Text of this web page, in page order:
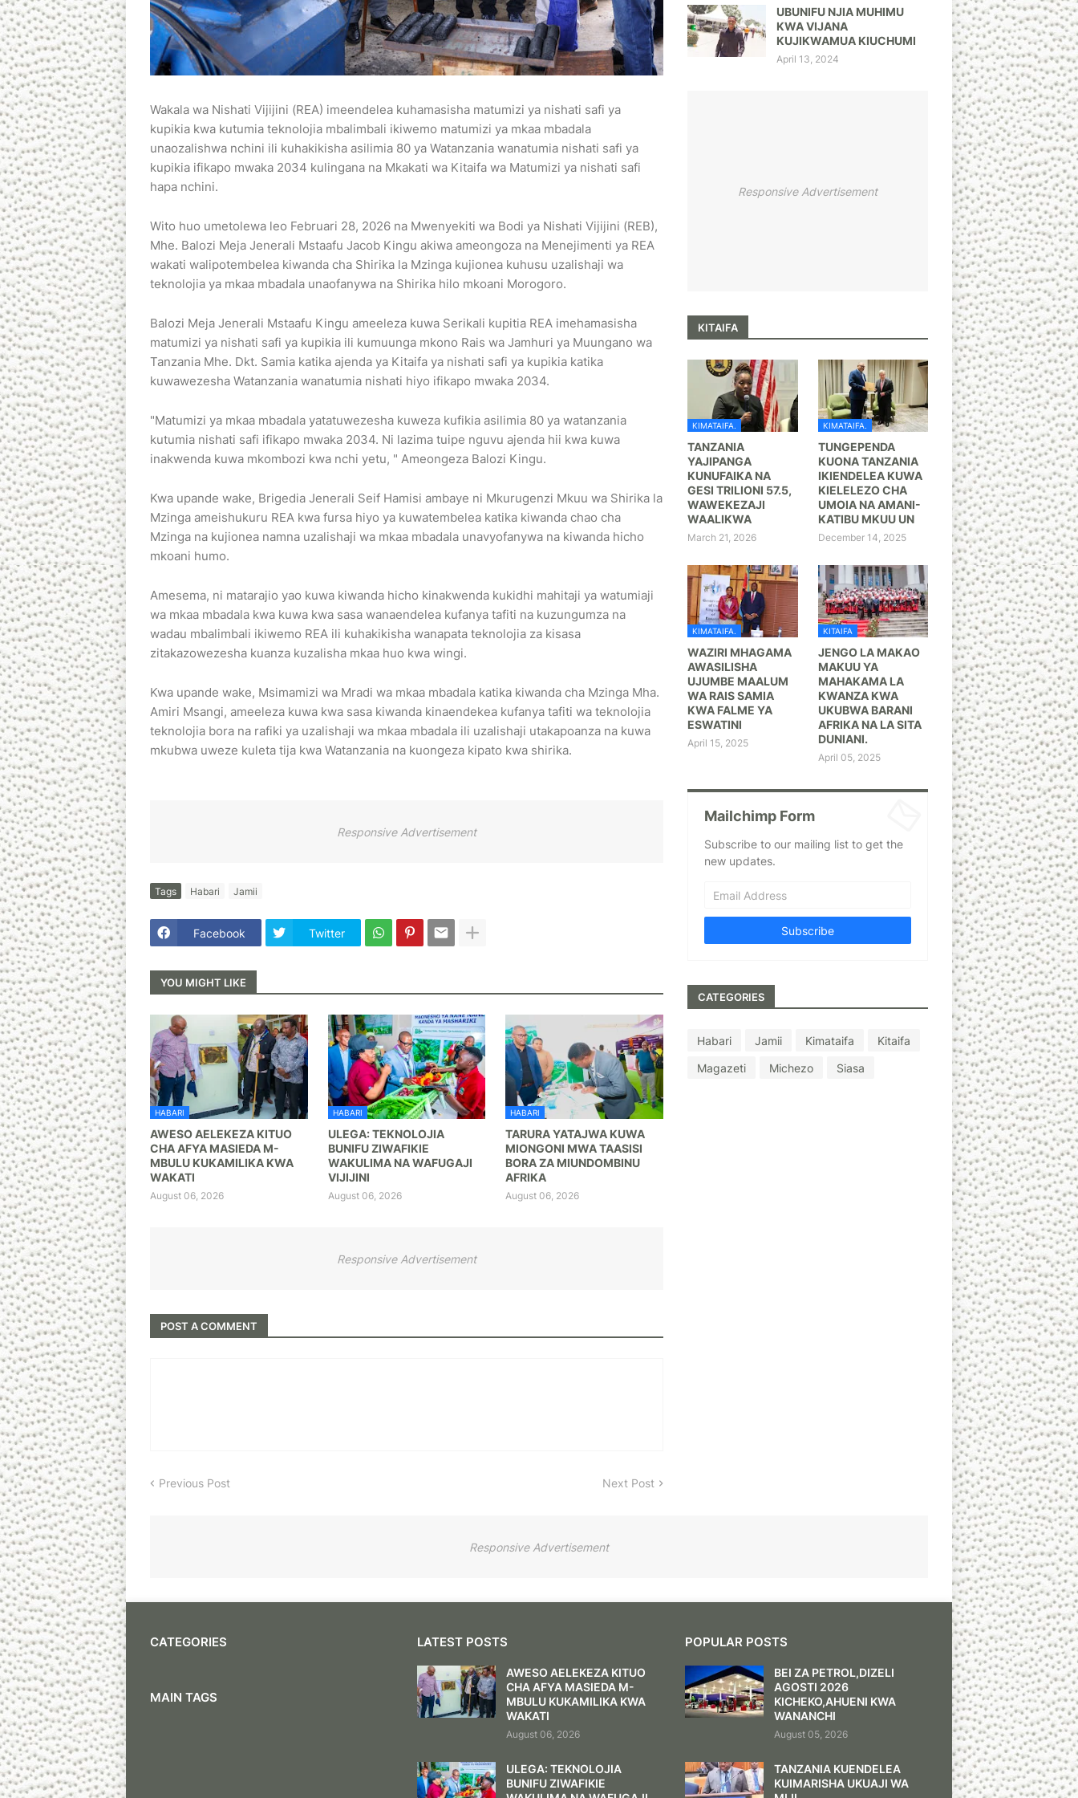
Wakala wa Nishati Vijijini (REA) imeendelea kuhamasisha matumizi ya nishati safi ya
kupikia kwa kutumia teknolojia mbalimbali ikiwemo matumizi ya mkaa mbadala
unaozalishwa nchini ili kuhakikisha asilimia 80 ya Watanzania wanatumia nishati safi ya
kupikia ifikapo mwaka 2034 kulingana na Mkakati wa Kitaifa wa Matumizi ya nishati safi
hapa nchini.
Wito huo umetolewa leo Februari 28, 2026 na Mwenyekiti wa Bodi ya Nishati Vijijini (REB),
Mhe. Balozi Meja Jenerali Mstaafu Jacob Kingu akiwa ameongoza na Menejimenti ya REA
wakati walipotembelea kiwanda cha Shirika la Mzinga kujionea kuhusu uzalishaji wa
teknolojia ya mkaa mbadala unaofanywa na Shirika hilo mkoani Morogoro.
Balozi Meja Jenerali Mstaafu Kingu ameeleza kuwa Serikali kupitia REA imehamasisha
matumizi ya nishati safi ya kupikia ili kumuunga mkono Rais wa Jamhuri ya Muungano wa
Tanzania Mhe. Dkt. Samia katika ajenda ya Kitaifa ya nishati safi ya kupikia katika
kuwawezesha Watanzania wanatumia nishati hiyo ifikapo mwaka 2034.
"Matumizi ya mkaa mbadala yatatuwezesha kuweza kufikia asilimia 80 ya watanzania
kutumia nishati safi ifikapo mwaka 2034. Ni lazima tuipe nguvu ajenda hii kwa kuwa
inakwenda kuwa mkombozi kwa nchi yetu, " Ameongeza Balozi Kingu.
Kwa upande wake, Brigedia Jenerali Seif Hamisi ambaye ni Mkurugenzi Mkuu wa Shirika la
Mzinga ameishukuru REA kwa fursa hiyo ya kuwatembelea katika kiwanda chao cha
Mzinga na kujionea namna uzalishaji wa mkaa mbadala unavyofanywa na kiwanda hicho
mkoani humo.
Amesema, ni matarajio yao kuwa kiwanda hicho kinakwenda kukidhi mahitaji ya watumiaji
wa mkaa mbadala kwa kuwa kwa sasa wanaendelea kufanya tafiti na kuzungumza na
wadau mbalimbali ikiwemo REA ili kuhakikisha wanapata teknolojia za kisasa
zitakazowezesha kuanza kuzalisha mkaa huo kwa wingi.
Kwa upande wake, Msimamizi wa Mradi wa mkaa mbadala katika kiwanda cha Mzinga Mha.
Amiri Msangi, ameeleza kuwa kwa sasa kiwanda kinaendekea kufanya tafiti wa teknolojia
teknolojia bora na rafiki ya uzalishaji wa mkaa mbadala ili uzalishaji utakapoanza na kuwa
mkubwa uweze kuleta tija kwa Watanzania na kuongeza kipato kwa shirika.
Responsive Advertisement
Tags Habari Jamii
Facebook Twitter
YOU MIGHT LIKE
HABARI
AWESO AELEKEZA KITUO
CHA AFYA MASIEDA M-
MBULU KUKAMILIKA KWA
WAKATI
August 06, 2026
HABARI
ULEGA: TEKNOLOJIA
BUNIFU ZIWAFIKIE
WAKULIMA NA WAFUGAJI
VIJIJINI
August 06, 2026
HABARI
TARURA YATAJWA KUWA
MIONGONI MWA TAASISI
BORA ZA MIUNDOMBINU
AFRIKA
August 06, 2026
Responsive Advertisement
POST A COMMENT
Previous Post Next Post
UBUNIFU NJIA MUHIMU
KWA VIJANA
KUJIKWAMUA KIUCHUMI
April 13, 2024
Responsive Advertisement
KITAIFA
KIMATAIFA.
TANZANIA
YAJIPANGA
KUNUFAIKA NA
GESI TRILIONI 57.5,
WAWEKEZAJI
WAALIKWA
March 21, 2026
KIMATAIFA.
TUNGEPENDA
KUONA TANZANIA
IKIENDELEA KUWA
KIELELEZO CHA
UMOIA NA AMANI-
KATIBU MKUU UN
December 14, 2025
KIMATAIFA.
WAZIRI MHAGAMA
AWASILISHA
UJUMBE MAALUM
WA RAIS SAMIA
KWA FALME YA
ESWATINI
April 15, 2025
KITAIFA
JENGO LA MAKAO
MAKUU YA
MAHAKAMA LA
KWANZA KWA
UKUBWA BARANI
AFRIKA NA LA SITA
DUNIANI.
April 05, 2025
Mailchimp Form
Subscribe to our mailing list to get the
new updates.
CATEGORIES
Habari Jamii Kimataifa
Kitaifa
Magazeti
Michezo Siasa
Responsive Advertisement
CATEGORIES
MAIN TAGS
LATEST POSTS
AWESO AELEKEZA KITUO
CHA AFYA MASIEDA M-
MBULU KUKAMILIKA KWA
WAKATI
August 06, 2026
ULEGA: TEKNOLOJIA
BUNIFU ZIWAFIKIE
POPULAR POSTS
BEI ZA PETROL,DIZELI
AGOSTI 2026
KICHEKO,AHUENI KWA
WANANCHI
August 05, 2026
TANZANIA KUENDELEA
KUIMARISHA UKUAJI WA